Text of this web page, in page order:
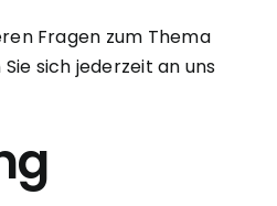
Fragen zum Thema
sich jederzeit an uns